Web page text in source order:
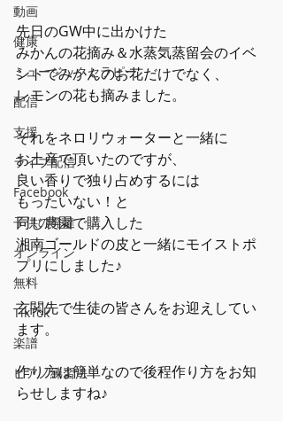
動画
健康
ミュージックセラピー
配信
支援
ライブ配信
Facebook
子供の発達
オンライン
無料
TikTok
楽譜
ピアノ練習法
先日のGW中に出かけた
みかんの花摘み＆水蒸気蒸留会のイベ
ントでみかんのお花だけでなく、
レモンの花も摘みました。
それをネロリウォーターと一緒に
お土産で頂いたのですが、
良い香りで独り占めするには
もったいない！と
同じ農園で購入した
湘南ゴールドの皮と一緒にモイストポ
プリにしました♪
玄関先で生徒の皆さんをお迎えしてい
ます。
作り方は簡単なので後程作り方をお知
らせしますね♪